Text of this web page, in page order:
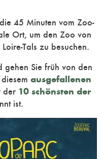
45 Minuten vom Zoo-
Ort, um den Zoo von
Tals zu besuchen.
gehen Sie früh von den
ausgefallenen
der 10 schönsten der
ist.